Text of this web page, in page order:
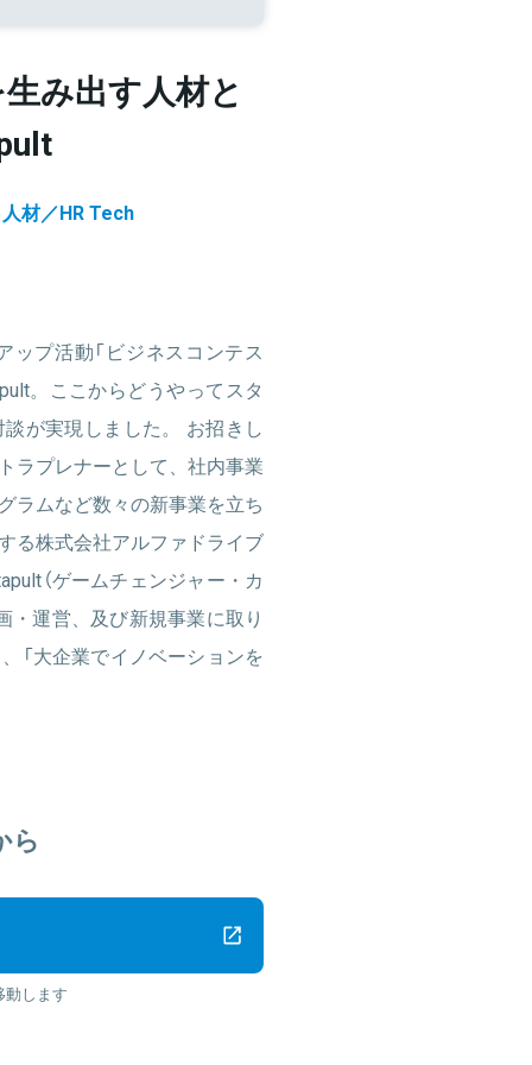
み出す人材と
人材／HR Tech
プ活動「ビジネスコンテス
。ここからどうやってスタ
が実現しました。 お招きし
ラプレナーとして、社内事業
ラムなど数々の新事業を立ち
る株式会社アルファドライブ
（ゲームチェンジャー・カ
・運営、及び新規事業に取り
「大企業でイノベーションを
ら
動します